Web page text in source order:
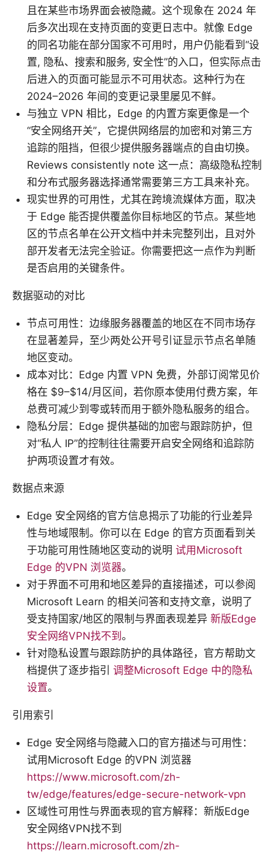
且在某些市场界面会被隐藏。这个现象在 2024 年
后多次出现在支持页面的变更日志中。就像 Edge
的同名功能在部分国家不可用时，用户仍能看到“设
置, 隐私、搜索和服务, 安全性”的入口，但实际点击
后进入的页面可能显示不可用状态。这种行为在
2024–2026 年间的变更记录里屡见不鲜。
与独立 VPN 相比，Edge 的内置方案更像是一个
“安全网络开关”，它提供网络层的加密和对第三方
追踪的阻挡，但很少提供服务器端点的自由切换。
Reviews consistently note 这一点：高级隐私控制
和分布式服务器选择通常需要第三方工具来补充。
现实世界的可用性，尤其在跨境流媒体方面，取决
于 Edge 能否提供覆盖你目标地区的节点。某些地
区的节点名单在公开文档中并未完整列出，且对外
部开发者无法完全验证。你需要把这一点作为判断
是否启用的关键条件。
数据驱动的对比
节点可用性：边缘服务器覆盖的地区在不同市场存
在显著差异，至少两处公开号引证显示节点名单随
地区变动。
成本对比：Edge 内置 VPN 免费，外部订阅常见价
格在 $9–$14/月区间，若你原本使用付费方案，年
总费可减少到零或转而用于额外隐私服务的组合。
隐私分层：Edge 提供基础的加密与跟踪防护，但
对“私人 IP”的控制往往需要开启安全网络和追踪防
护两项设置才有效。
数据点来源
Edge 安全网络的官方信息揭示了功能的行业差异
性与地域限制。你可以在 Edge 的官方页面看到关
于功能可用性随地区变动的说明 试用Microsoft
Edge 的VPN 浏览器。
对于界面不可用和地区差异的直接描述，可以参阅
Microsoft Learn 的相关问答和支持文章，说明了
受支持国家/地区的限制与界面表现差异 新版Edge
安全网络VPN找不到 。
针对隐私设置与跟踪防护的具体路径，官方帮助文
档提供了逐步指引 调整Microsoft Edge 中的隐私
设置。
引用索引
Edge 安全网络与隐藏入口的官方描述与可用性：
试用Microsoft Edge 的VPN 浏览器
https://www.microsoft.com/zh-
tw/edge/features/edge-secure-network-vpn
区域性可用性与界面表现的官方解释：新版Edge
安全网络VPN找不到
https://learn.microsoft.com/zh-